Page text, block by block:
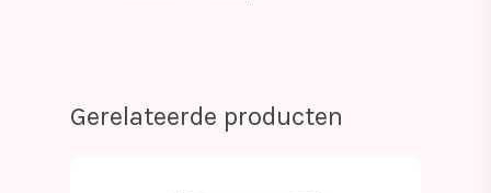
Gerelateerde producten